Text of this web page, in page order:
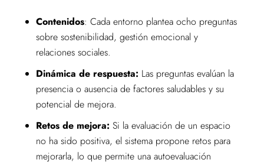
Contenidos: Cada entorno plantea ocho preguntas
sobre sostenibilidad, gestión emocional y
relaciones sociales.
Dinámica de respuesta: Las preguntas evalúan la
presencia o ausencia de factores saludables y su
potencial de mejora.
Retos de mejora: Si la evaluación de un espacio
no ha sido positiva, el sistema propone retos para
mejorarla, lo que permite una autoevaluación